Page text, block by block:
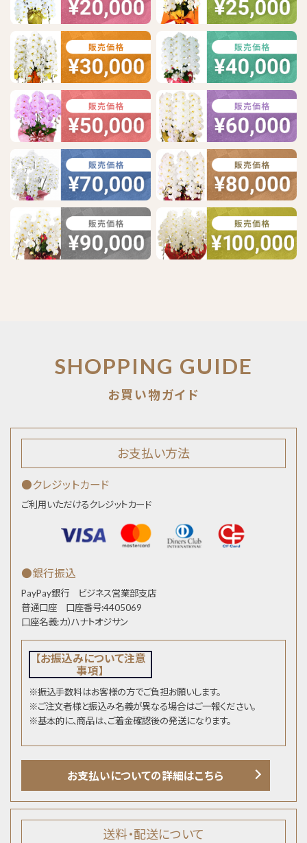
SHOPPING GUIDE
お支払い方法
●クレジットカード
ご利用いただけるクレジットカード
●銀行振込
PayPay銀行 ビジネス営業部支店
普通口座 口座番号:4405069
口座名義:カ）ハナトオジサン
【お振込みについて注意
事項】
※振込手数料はお客様の方でご負担お願いします。
※ご注文者様と振込み名義が異なる場合はご一報ください。
※基本的に、商品は、ご着金確認後の発送になります。
お支払いについての詳細はこちら
送料・配送について